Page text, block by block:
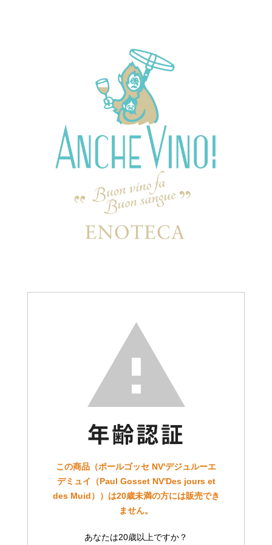
この商品（ポールゴッセ NV'デジュルーエ
デミュイ（Paul Gosset NV'Des jours et
des Muid））は20歳未満の方には販売でき
ません。
あなたは20歳以上ですか？